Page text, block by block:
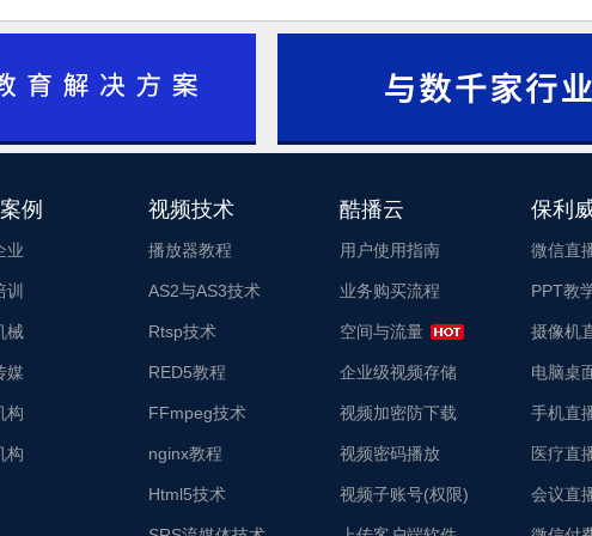
酷播云_酷播云
例
业
训
械
媒
构
构
视频技术
播放器教程
AS2与AS3技术
Rtsp技术
RED5教程
FFmpeg技术
nginx教程
Html5技术
酷播云
用户使用指南
业务购买流程
空间与流量
企业级视频存储
视频加密防下载
视频密码播放
视频子账号(权限)
保利
微信直
PPT教
摄像机
电脑桌
手机直
医疗直
会议直